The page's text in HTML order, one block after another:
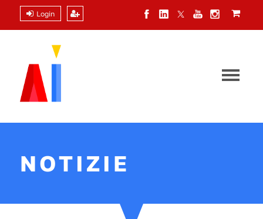
Login
NOTIZIE